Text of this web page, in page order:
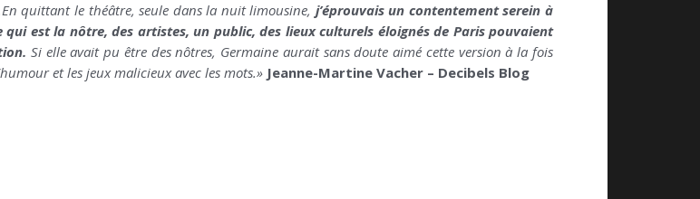
En quittant le théâtre, seule dans la nuit limousine, j’éprouvais un contentement serein à
est la nôtre, des artistes, un public, des lieux culturels éloignés de Paris pouvaient
Si elle avait pu être des nôtres, Germaine aurait sans doute aimé cette version à la fois
et les jeux malicieux avec les mots.» Jeanne-Martine Vacher – Decibels Blog